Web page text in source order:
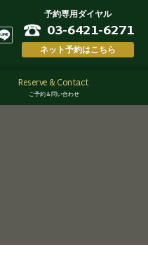
予約専用ダイヤル
03-6421-6271
ネット予約はこちら
Reserve & Contact
ご予約＆問い合わせ